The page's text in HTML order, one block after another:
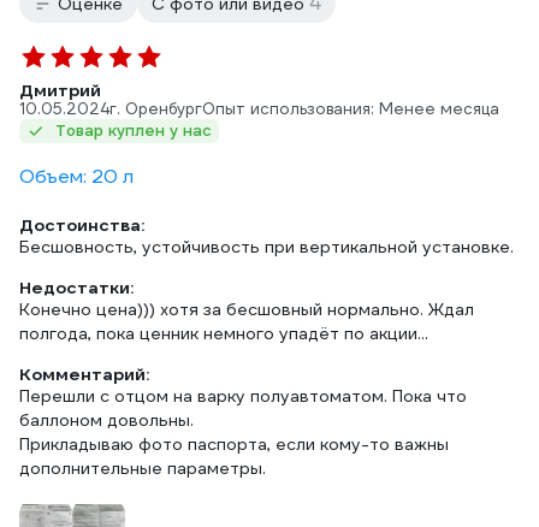
Дмитрий
10.05.2024г. ОренбургОпыт использования: Менее месяца
Товар куплен у нас
Объем: 20 л
Достоинства:
Бесшовность, устойчивость при вертикальной установке.
Недостатки:
Конечно цена))) хотя за бесшовный нормально. Ждал
полгода, пока ценник немного упадёт по акции...
Комментарий:
Перешли с отцом на варку полуавтоматом. Пока что
баллоном довольны.
Прикладываю фото паспорта, если кому-то важны
дополнительные параметры.